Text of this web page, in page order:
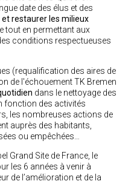
date des élus et des
restaurer les milieux
tout en permettant aux
conditions respectueuses
(requalification des aires de
de l'échouement TK Bremen
dans le nettoyage des
fonction des activités
les nombreuses actions de
auprès des habitants,
ou empêchées…
Grand Site de France, le
les 6 années à venir à
de l’amélioration et de la